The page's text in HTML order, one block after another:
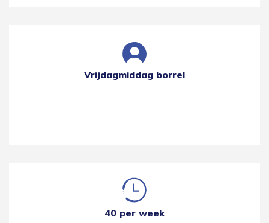
Vrijdagmiddag borrel
40 per week